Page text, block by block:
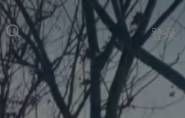
登录